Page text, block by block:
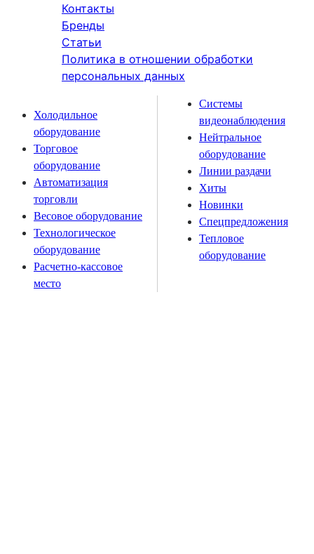
Контакты
Бренды
Статьи
Политика в отношении обработки
персональных данных
Холодильное
оборудование
Торговое
оборудование
Автоматизация
торговли
Весовое оборудование
Технологическое
оборудование
Расчетно-кассовое
место
Системы
видеонаблюдения
Нейтральное
оборудование
Линии раздачи
Хиты
Новинки
Спецпредложения
Тепловое
оборудование